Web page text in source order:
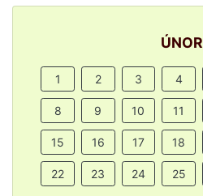
ÚNOR
1 2 3 4
8 9 10 11
15 16 17 18
22 23 24 25